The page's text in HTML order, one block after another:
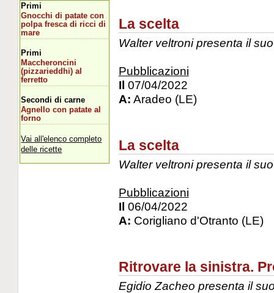
La scelta
Walter veltroni presenta il
Pubblicazioni
Il 07/04/2022
A: Aradeo (LE)
La scelta
Walter veltroni presenta il
Pubblicazioni
Il 06/04/2022
A: Corigliano d'Otranto (LE)
Ritrovare la sinistra.
Egidio Zacheo presenta il
Primi
Gnocchi di patate con
polpa fresca di ricci di
mare
Primi
Maccheroncini
(pizzarieddhi) al
ferretto
Secondi di carne
Agnello con patate al
forno
Vai all'elenco completo
delle ricette